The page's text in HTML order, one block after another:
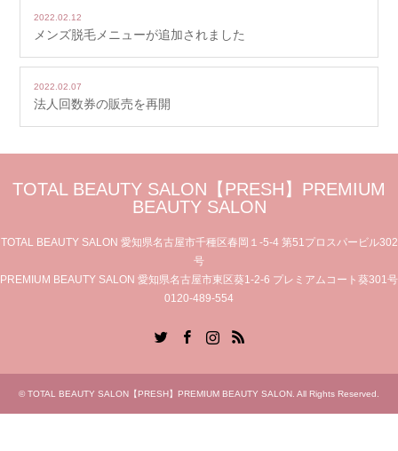
2022.02.12
メンズ脱毛メニューが追加されました
2022.02.07
法人回数券の販売を再開
TOTAL BEAUTY SALON【PRESH】PREMIUM
BEAUTY SALON
TOTAL BEAUTY SALON 愛知県名古屋市千種区春岡１-5-4 第51プロスパービル302
号
PREMIUM BEAUTY SALON 愛知県名古屋市東区葵1-2-6 プレミアムコート葵301号
0120-489-554
RSS
©TOTAL BEAUTY SALON【PRESH】PREMIUM BEAUTY SALON . All Rights Reserved.